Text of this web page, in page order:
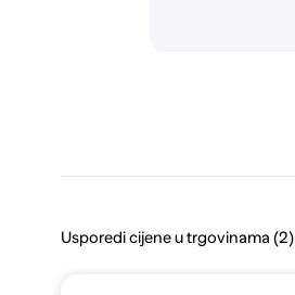
Usporedi cijene u trgovinama (2)